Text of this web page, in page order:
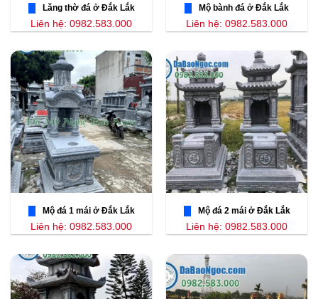
Lăng thờ đá ở Đắk Lắk
Liên hệ: 0982.583.000
Mộ bành đá ở Đắk Lắk
Liên hệ: 0982.583.000
Mộ đá 1 mái ở Đắk Lắk
Liên hệ: 0982.583.000
Mộ đá 2 mái ở Đắk Lắk
Liên hệ: 0982.583.000